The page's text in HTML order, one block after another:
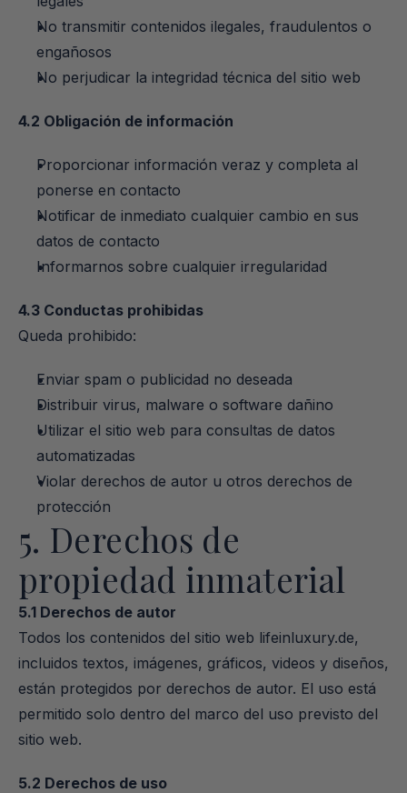
No transmitir contenidos ilegales, fraudulentos o
engañosos
No perjudicar la integridad técnica del sitio web
4.2 Obligación de información
Proporcionar información veraz y completa al
ponerse en contacto
Notificar de inmediato cualquier cambio en sus
datos de contacto
Informarnos sobre cualquier irregularidad
4.3 Conductas prohibidas
Queda prohibido:
Enviar spam o publicidad no deseada
Distribuir virus, malware o software dañino
Utilizar el sitio web para consultas de datos
automatizadas
Violar derechos de autor u otros derechos de
protección
5. Derechos de
propiedad inmaterial
5.1 Derechos de autor
Todos los contenidos del sitio web lifeinluxury.de,
incluidos textos, imágenes, gráficos, videos y diseños,
están protegidos por derechos de autor. El uso está
permitido solo dentro del marco del uso previsto del
sitio web.
5.2 Derechos de uso